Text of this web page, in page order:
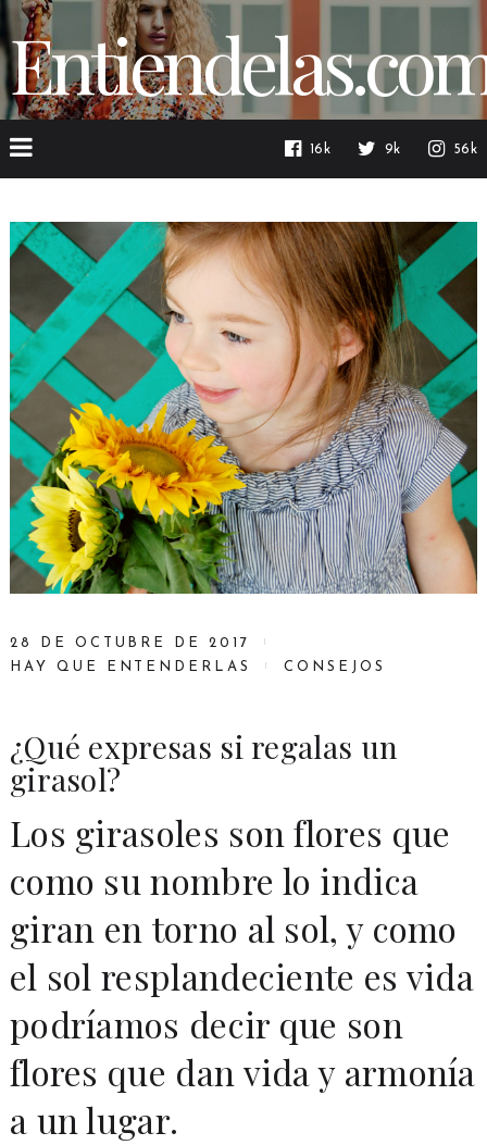
16k 9k 56k
28 DE OCTUBRE DE 2017
HAY QUE ENTENDERLAS
CONSEJOS
¿Qué expresas si regalas un
girasol?
Los girasoles son flores que
como su nombre lo indica
giran en torno al sol, y como
el sol resplandeciente es vida
podríamos decir que son
flores que dan vida y armonía
a un lugar.